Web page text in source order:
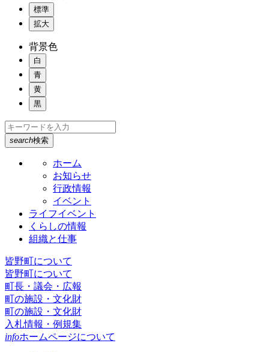
標準
拡大
背景色
白
青
黄
黒
search検索
ホーム
お知らせ
行政情報
イベント
ライフイベント
くらしの情報
組織と仕事
皆野町について
皆野町について
町長・議会・広報
町の施設・文化財
町の施設・文化財
入札情報・例規集
infoホームページについて